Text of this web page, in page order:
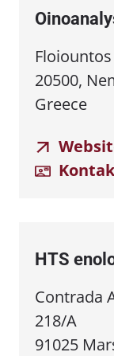
20500,
Greece
HTS
Contrada
218/A
91025